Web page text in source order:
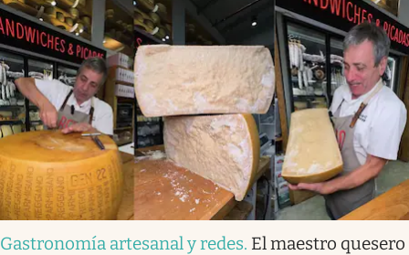
Gastronomía artesanal y redes. El maestro quesero